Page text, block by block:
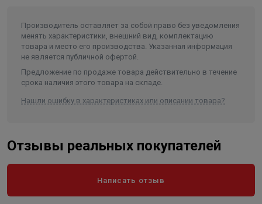
Внутренний диаметр обсадной
трубы скважины не менее/не
более (мм)
200/250
Частота, (Гц) 50
степень защиты (в формате IPXX)
Длина в упаковке, см.
Производитель оставляет за собой право без уведомления
менять характеристики, внешний вид, комплектацию
товара и место его производства. Указанная информация
не является публичной офертой.
Предложение по продаже товара действительно в течение
срока наличия этого товара на складе.
Нашли ошибку в характеристиках или описании товара?
Отзывы реальных покупателей
Написать отзыв